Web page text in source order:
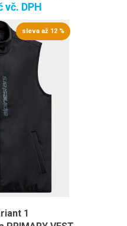
vč. DPH
sleva až 12 %
1